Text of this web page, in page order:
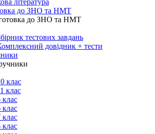
література
до ЗНО та НМТ
до ЗНО та НМТ
тестових завдань
довідник + тести
клас
клас
клас
клас
клас
клас